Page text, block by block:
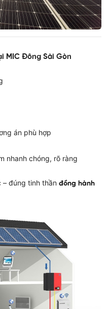
MIC Đông Sài Gòn
án phù hợp
nhanh chóng, rõ ràng
– đúng tinh thần đồng hành